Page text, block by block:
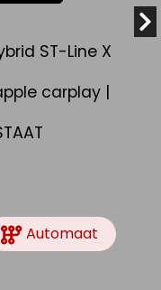
ST-Line X
carplay |
Automaat